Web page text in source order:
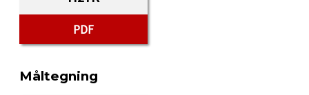
PDF
Måltegning